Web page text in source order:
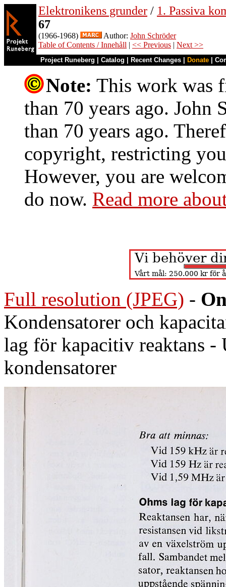
Elektronikens grunder / 1. Passiva
67
(1966-1968) Author: John Schröder
Table of Contents / Innehåll | << Previous | Next >>
Project Runeberg Catalog Recent Changes Donate
Note: This work was
than 70 years ago. John
than 70 years ago.
copyright, restricting
However, you are
do now. Read more
Full resolution (JPEG) -
Kondensatorer och
lag för kapacitiv reaktans
kondensatorer